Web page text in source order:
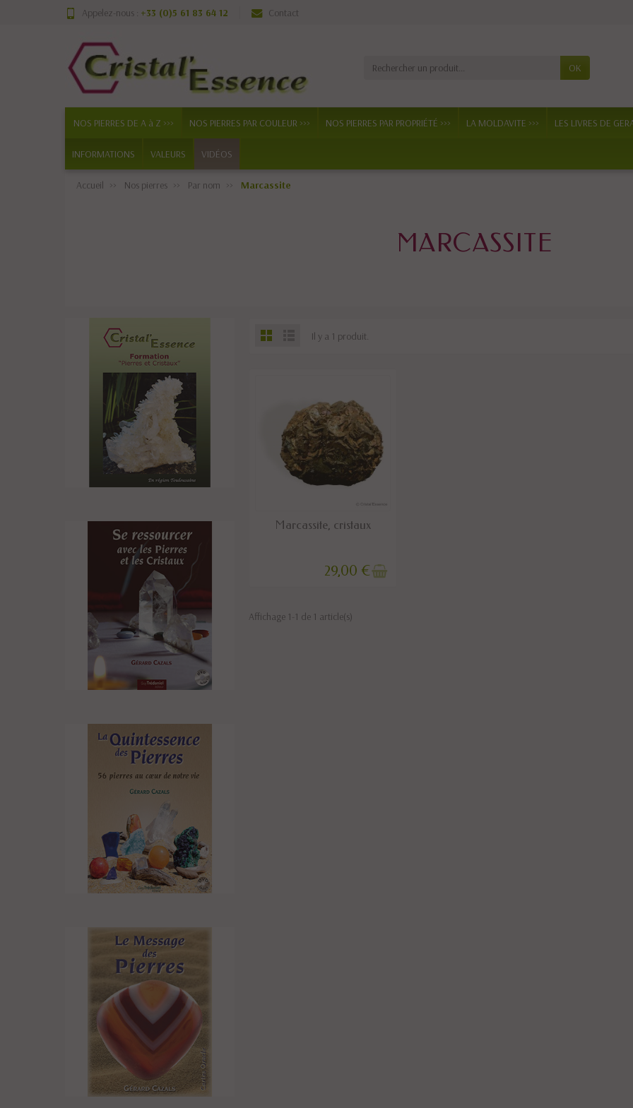
Appelez-nous : +33 (0)5 61 83 64 12 Contact
OK
NOS PIERRES DE A à Z >>> NOS PIERRES PAR COULEUR >>> NOS PIERRES PAR PROPRIÉTÉ >>> LA MOLDAVITE >>> LES LIVRES DE
INFORMATIONS VALEURS VIDÉOS
Accueil Nos pierres Par nom Marcassite
MARCASSITE
Il y a 1 produit.
RUPTURE DE STOCK
Marcassite, cristaux
29,00 €
Affichage 1-1 de 1 article(s)